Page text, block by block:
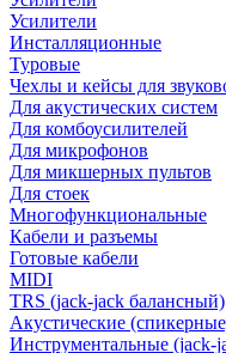
Усилители
Инсталляционные
Туровые
Чехлы и кейсы для
Для акустических систем
Для комбоусилителей
Для микрофонов
Для микшерных пультов
Для стоек
Многофункциональные
Кабели и разъемы
Готовые кабели
MIDI
TRS (jack-jack балансный)
Акустические
Инструментальные (jack-